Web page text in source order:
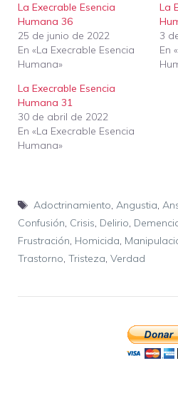
La Execrable Esencia
Humana 36
25 de junio de 2022
En «La Execrable Esencia
Humana»
La
3
En
La Execrable Esencia
Humana 31
30 de abril de 2022
En «La Execrable Esencia
Humana»
Etiquetas
Adoctrinamiento, Angustia,
Confusión, Crisis, Delirio,
Frustración, Homicida,
Trastorno, Tristeza, Verdad